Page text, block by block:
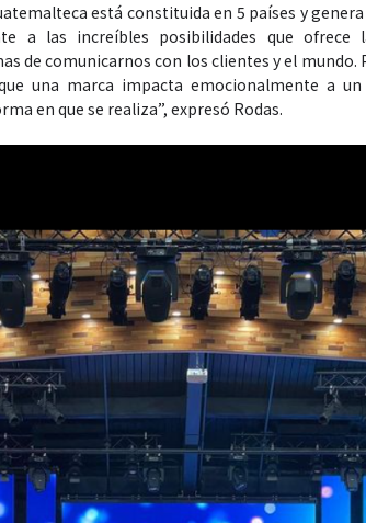
está constituida en 5 países y
a las increíbles posibilidades que
de comunicarnos con los clientes y el mundo.
una marca impacta emocionalmente a
en que se realiza”, expresó Rodas.